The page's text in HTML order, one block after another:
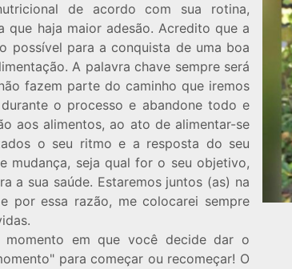
de acordo com sua rotina,
que haja maior adesão. Acredito que a
possível para a conquista de uma boa
A palavra chave sempre será
fazem parte do caminho que iremos
o processo e abandone todo e
aos alimentos, ao ato de alimentar-se
o seu ritmo e a resposta do seu
mudança, seja qual for o seu objetivo,
a sua saúde. Estaremos juntos (as) na
por essa razão, me colocarei sempre
em que você decide dar o
para começar ou recomeçar! O